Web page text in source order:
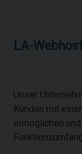
LA-
Unser
Kunden mit
ermöglichen